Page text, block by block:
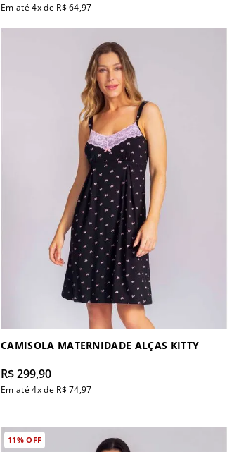
Em até4x de R$ 64,97
CAMISOLA MATERNIDADE ALÇAS KITTY
R$299,90
Em até4x de R$ 74,97
11%OFF